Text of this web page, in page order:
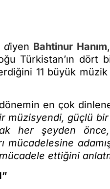
diyen Bahtinur Hanım
Türkistan’ın dört
11 büyük müzik
en çok
müzisyendi, güçlü
her şeyden
ettiğini